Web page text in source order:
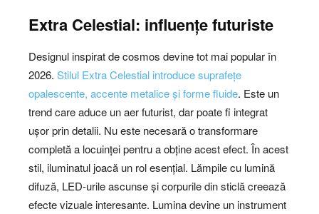
Extra Celestial: influențe futuriste
Designul inspirat de cosmos devine tot mai popular în
2026. Stilul Extra Celestial introduce suprafețe
opalescente, accente metalice și forme fluide. Este un
trend care aduce un aer futurist, dar poate fi integrat
ușor prin detalii. Nu este necesară o transformare
completă a locuinței pentru a obține acest efect. În acest
stil, iluminatul joacă un rol esențial. Lămpile cu lumină
difuză, LED-urile ascunse și corpurile din sticlă creează
efecte vizuale interesante. Lumina devine un instrument